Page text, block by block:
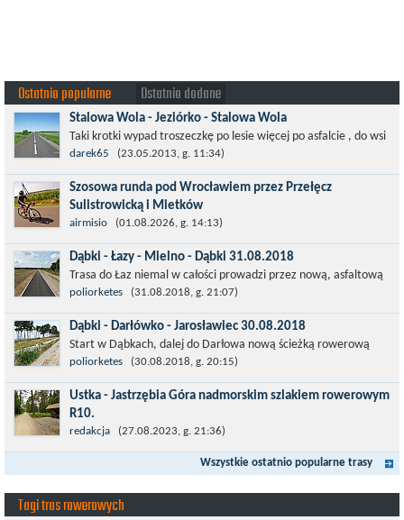
Ostatnio popularne Ostatnio dodane
Stalowa Wola - Jeziórko - Stalowa Wola
Taki krotki wypad troszeczkę po lesie więcej po asfalcie , do wsi
której już nie ma , kopalni siarki również nie ma , a ci co
pamiętają okres...
darek65 (23.05.2013, g. 11:34)
Szosowa runda pod Wrocławiem przez Przełęcz
Sulistrowicką i Mietków
Łatwa, szosowa runda pod Wrocławiem, raczej płaska z jednym
małym podjazdem na Przełęcz Sulistrowicką od strony Olesznej.
To trasa idealna na...
airmisio (01.08.2026, g. 14:13)
Dąbki - Łazy - Mielno - Dąbki 31.08.2018
Trasa do Łaz niemal w całości prowadzi przez nową, asfaltową
ścieżkę rowerową (od Dąbek do Iwięcina wzdłuż drogi 203).
Niestety jest to trasa nie...
poliorketes (31.08.2018, g. 21:07)
Dąbki - Darłówko - Jarosławiec 30.08.2018
Start w Dąbkach, dalej do Darłowa nową ścieżką rowerową
(niekiedy pieszo-rowerową), gdzie na pierwszym rondzie zjazd
w stronę Darłówka Zachodniego....
poliorketes (30.08.2018, g. 20:15)
Ustka - Jastrzębia Góra nadmorskim szlakiem rowerowym
R10.
Międzynarodowy Szlak Rowerowy R-10, jest częścią sieci
EuroVelo. Prowadzi wzdłuż brzegu dookoła Morza Bałtyckiego.
Trasa liczy w sumie ponad 8500...
redakcja (27.08.2023, g. 21:36)
Wszystkie ostatnio popularne trasy
Tagi tras rowerowych